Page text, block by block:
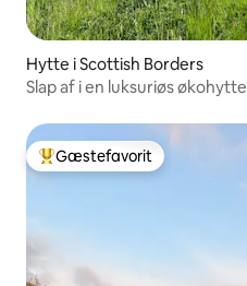
Hytte i Scottish Borders
Slap af i en luksuriøs økohytte
Bedste gæstefavorit
Gæstefavorit